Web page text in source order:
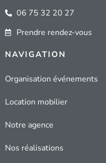
06 75 32 20 27
Prendre rendez-vous
NAVIGATION
Organisation événements
Location mobilier
Notre agence
Nos réalisations